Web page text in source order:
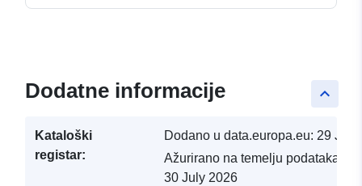
keyboard_arrow_up
Dodatne informacije
Kataloški
registar:
Dodano u data.europa.eu: 29 July
Ažurirano na temelju
30 July 2026